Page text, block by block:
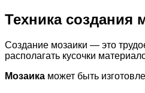
Техника создания
Создание мозаики — это
располагать кусочки
Мозаика может быть